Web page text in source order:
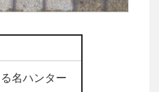
名ハンター